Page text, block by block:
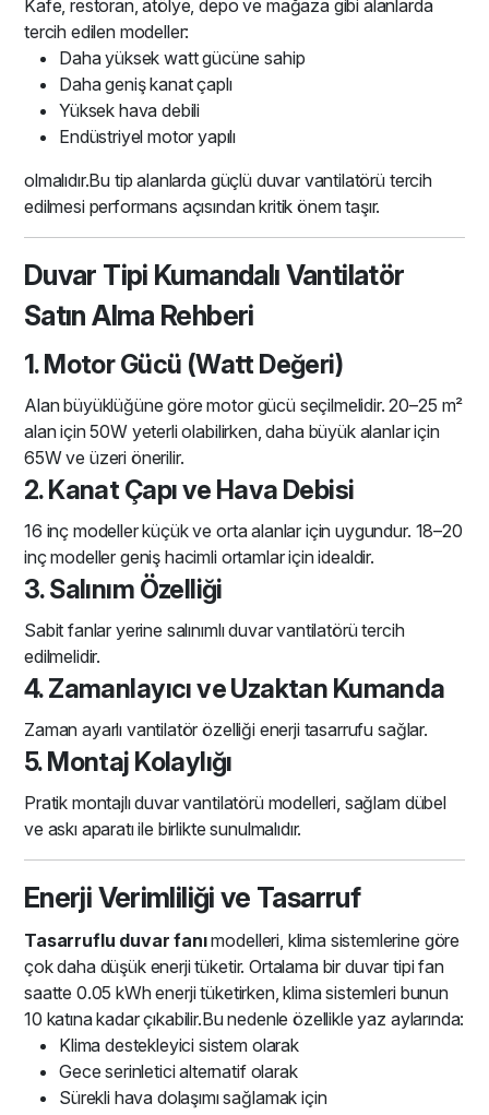
Kafe, restoran, atölye, depo ve mağaza gibi alanlarda
tercih edilen modeller:
Daha yüksek watt gücüne sahip
Daha geniş kanat çaplı
Yüksek hava debili
Endüstriyel motor yapılı
olmalıdır.Bu tip alanlarda güçlü duvar vantilatörü tercih
edilmesi performans açısından kritik önem taşır.
Duvar Tipi Kumandalı Vantilatör
Satın Alma Rehberi
1. Motor Gücü (Watt Değeri)
Alan büyüklüğüne göre motor gücü seçilmelidir. 20–25 m²
alan için 50W yeterli olabilirken, daha büyük alanlar için
65W ve üzeri önerilir.
2. Kanat Çapı ve Hava Debisi
16 inç modeller küçük ve orta alanlar için uygundur. 18–20
inç modeller geniş hacimli ortamlar için idealdir.
3. Salınım Özelliği
Sabit fanlar yerine salınımlı duvar vantilatörü tercih
edilmelidir.
4. Zamanlayıcı ve Uzaktan Kumanda
Zaman ayarlı vantilatör özelliği enerji tasarrufu sağlar.
5. Montaj Kolaylığı
Pratik montajlı duvar vantilatörü modelleri, sağlam dübel
ve askı aparatı ile birlikte sunulmalıdır.
Enerji Verimliliği ve Tasarruf
Tasarruflu duvar fanımodelleri, klima sistemlerine göre
çok daha düşük enerji tüketir. Ortalama bir duvar tipi fan
saatte 0.05 kWh enerji tüketirken, klima sistemleri bunun
10 katına kadar çıkabilir.Bu nedenle özellikle yaz aylarında:
Klima destekleyici sistem olarak
Gece serinletici alternatif olarak
Sürekli hava dolaşımı sağlamak için